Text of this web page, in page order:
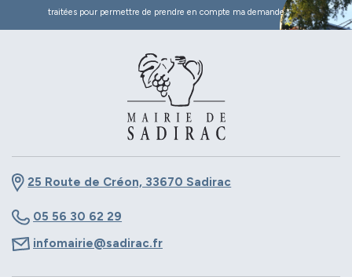
traitées pour permettre de prendre en compte ma demande.*
25 Route de Créon, 33670 Sadirac
05 56 30 62 29
infomairie@sadirac.fr